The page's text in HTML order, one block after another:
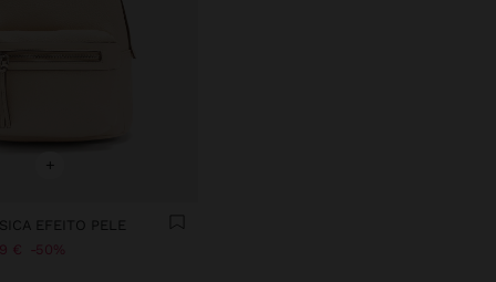
+
EFEITO PELE
€ 50%